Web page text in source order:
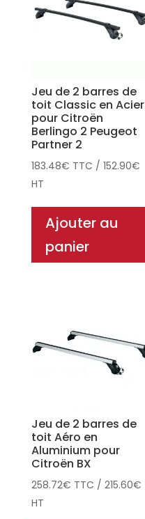
Jeu de 2 barres de
toit Classic en Acier
pour Citroën
Berlingo 2 Peugeot
Partner 2
183.48€ TTC / 152.90€
HT
Ajouter au
panier
Jeu de 2 barres de
toit Aéro en
Aluminium pour
Citroën BX
258.72€ TTC / 215.60€
HT